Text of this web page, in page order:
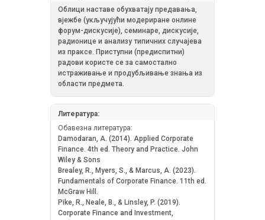
Облици наставе обухватају предавања,
вјежбе (укључујући модериране онлине
форум-дискусије), семинаре, дискусије,
радионице и анализу типичних случајева
из праксе. Приступни (предиспитни)
радови користе се за самостално
истраживање и продубљивање знања из
области предмета.
Литература:
Обавезна литература:
Damodaran, A. (2014). Applied Corporate
Finance. 4th ed. Theory and Practice. John
Wiley & Sons
Brealey, R., Myers, S., & Marcus, A. (2023).
Fundamentals of Corporate Finance. 11th ed.
McGraw Hill.
Pike, R., Neale, B., & Linsley, P. (2019).
Corporate Finance and Investment,